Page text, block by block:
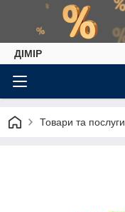
ДІМІР
Товари та послуги